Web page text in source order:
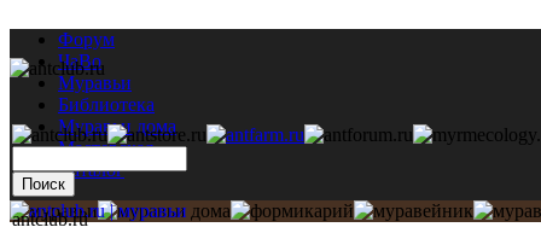
Форум
ЧаВо
Муравьи
Библиотека
Муравьи дома
Мастерская
Каталог
antclub.ru